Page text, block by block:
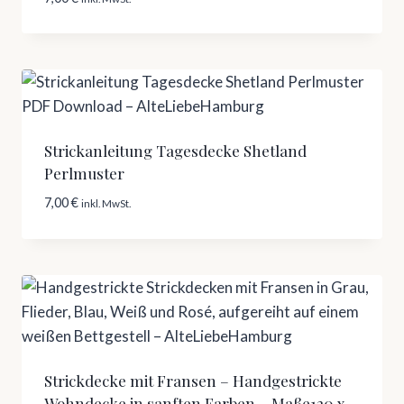
Strickanleitung Tagesdecke Shetland
Perlmuster
7,00€ inkl. MwSt.
Strickdecke mit Fransen – Handgestrickte